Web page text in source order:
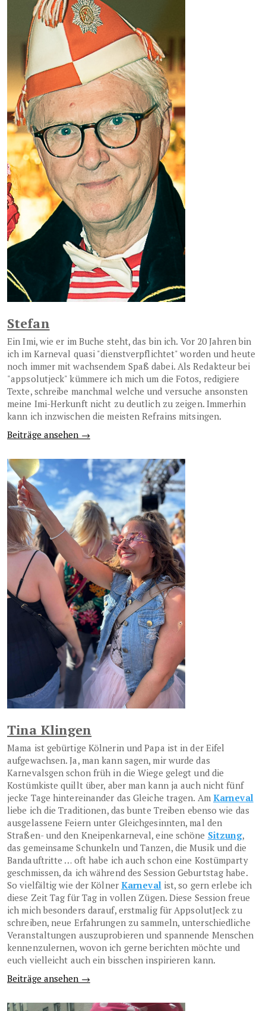
Stefan
Ein Imi, wie er im Buche steht, das bin ich. Vor 20 Jahren bin
ich im Karneval quasi "dienstverpflichtet" worden und heute
noch immer mit wachsendem Spaß dabei. Als Redakteur bei
"appsolutjeck" kümmere ich mich um die Fotos, redigiere
Texte, schreibe manchmal welche und versuche ansonsten
meine Imi-Herkunft nicht zu deutlich zu zeigen. Immerhin
kann ich inzwischen die meisten Refrains mitsingen.
Beiträge ansehen →
Tina Klingen
Mama ist gebürtige Kölnerin und Papa ist in der Eifel
aufgewachsen. Ja, man kann sagen, mir wurde das
Karnevalsgen schon früh in die Wiege gelegt und die
Kostümkiste quillt über, aber man kann ja auch nicht fünf
jecke Tage hintereinander das Gleiche tragen. Am Karneval
liebe ich die Traditionen, das bunte Treiben ebenso wie das
ausgelassene Feiern unter Gleichgesinnten, mal den
Straßen- und den Kneipenkarneval, eine schöne Sitzung,
das gemeinsame Schunkeln und Tanzen, die Musik und die
Bandauftritte … oft habe ich auch schon eine Kostümparty
geschmissen, da ich während des Session Geburtstag habe.
So vielfältig wie der Kölner Karneval ist, so gern erlebe ich
diese Zeit Tag für Tag in vollen Zügen. Diese Session freue
ich mich besonders darauf, erstmalig für AppsolutJeck zu
schreiben, neue Erfahrungen zu sammeln, unterschiedliche
Veranstaltungen auszuprobieren und spannende Menschen
kennenzulernen, wovon ich gerne berichten möchte und
euch vielleicht auch ein bisschen inspirieren kann.
Beiträge ansehen →